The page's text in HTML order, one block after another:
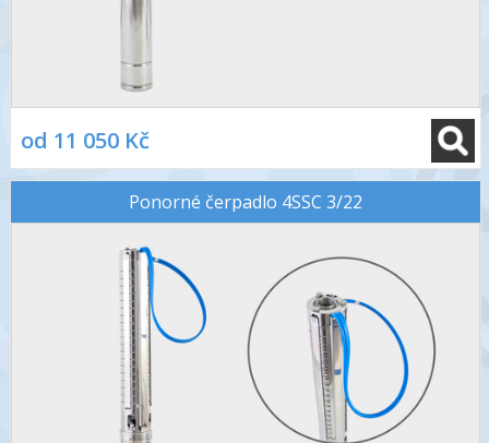
od 11 050 Kč
Ponorné čerpadlo 4SSC 3/22